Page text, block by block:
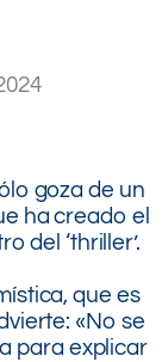
goza de un
ha creado el
del ‘thriller’.
que es
«No se
para explicar